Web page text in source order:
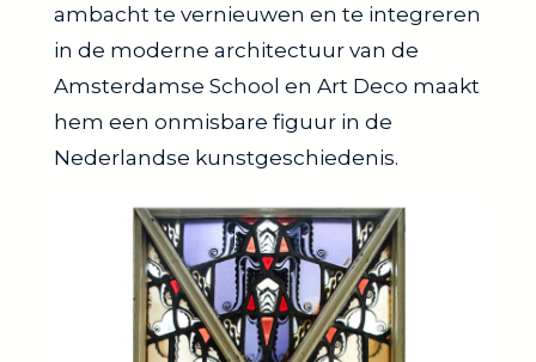
ambacht te vernieuwen en te integreren
in de moderne architectuur van de
Amsterdamse School en Art Deco maakt
hem een onmisbare figuur in de
Nederlandse kunstgeschiedenis.